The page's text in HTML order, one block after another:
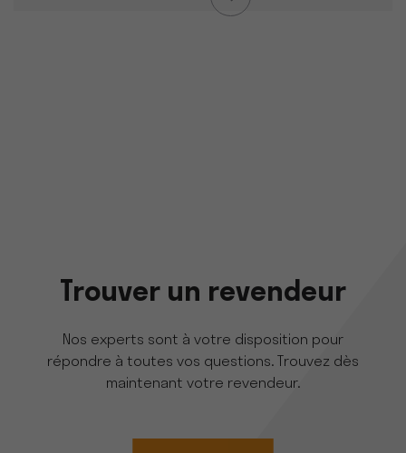
Trouver un revendeur
Nos experts sont à votre disposition pour
répondre à toutes vos questions. Trouvez dès
maintenant votre revendeur.